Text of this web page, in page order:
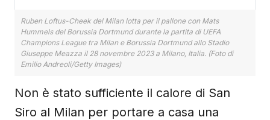
Ruben Loftus-Cheek del Milan lotta per il pallone con Mats
Hummels del Borussia Dortmund durante la partita di UEFA
Champions League tra Milan e Borussia Dortmund allo Stadio
Giuseppe Meazza il 28 novembre 2023 a Milano, Italia. (Foto di
Emilio Andreoli/Getty Images)
Non è stato sufficiente il calore di San
Siro al Milan per portare a casa una